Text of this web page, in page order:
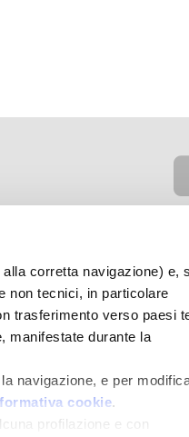
corretta navigazione) e,
non tecnici, in particolare
trasferimento verso paesi
manifestate durante la
navigazione, e per
cookie.
profilazione e con